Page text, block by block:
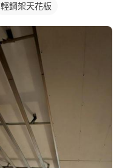
輕鋼架天花板